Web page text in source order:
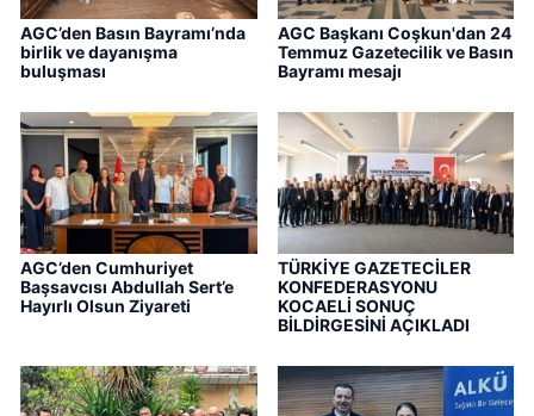
AGC’den Basın Bayramı’nda
birlik ve dayanışma
buluşması
AGC Başkanı Coşkun'dan 24
Temmuz Gazetecilik ve Basın
Bayramı mesajı
AGC’den Cumhuriyet
Başsavcısı Abdullah Sert’e
Hayırlı Olsun Ziyareti
TÜRKİYE GAZETECİLER
KONFEDERASYONU
KOCAELİ SONUÇ
BİLDİRGESİNİ AÇIKLADI